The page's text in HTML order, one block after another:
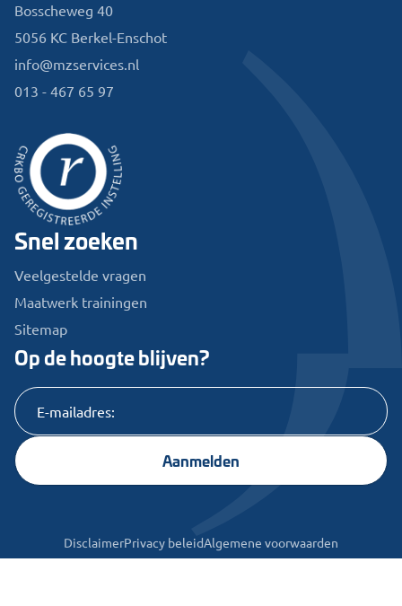
Bosscheweg 40
5056 KC Berkel-Enschot
info@mzservices.nl
013 - 467 65 97
Snel zoeken
Veelgestelde vragen
Maatwerk trainingen
Sitemap
Op de hoogte blijven?
Aanmelden
DisclaimerPrivacy beleidAlgemene voorwaarden